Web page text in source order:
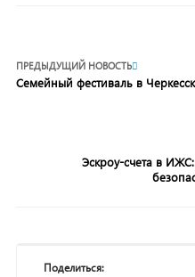
ПРЕДЫДУЩИЙ НОВОСТЬ
Семейный фестиваль в
Эскроу-счета в
Поделиться: